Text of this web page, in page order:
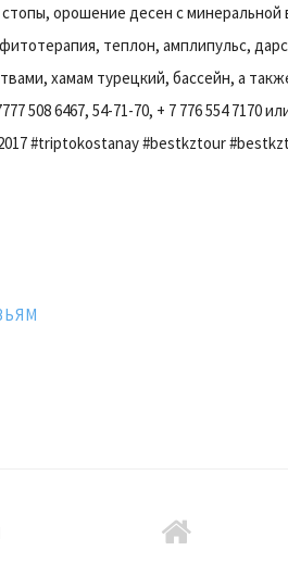
орошение десен с
теплон, амплипульс,
хамам турецкий, бассейн, а
508 6467, 54-71-70, + 7 776 554 7170
#triptokostanay #bestkztour